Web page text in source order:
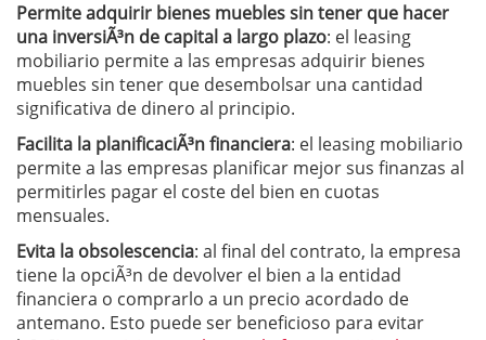
Permite adquirir bienes muebles sin tener que hacer
una inversiÃ³n de capital a largo plazo: el leasing
mobiliario permite a las empresas adquirir bienes
muebles sin tener que desembolsar una cantidad
significativa de dinero al principio.
Facilita la planificaciÃ³n financiera: el leasing mobiliario
permite a las empresas planificar mejor sus finanzas al
permitirles pagar el coste del bien en cuotas
mensuales.
Evita la obsolescencia: al final del contrato, la empresa
tiene la opciÃ³n de devolver el bien a la entidad
financiera o comprarlo a un precio acordado de
antemano. Esto puede ser beneficioso para evitar